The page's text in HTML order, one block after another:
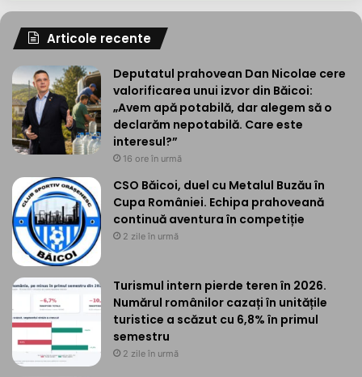
Articole recente
Deputatul prahovean Dan Nicolae cere
valorificarea unui izvor din Băicoi:
„Avem apă potabilă, dar alegem să o
declarăm nepotabilă. Care este
interesul?”
16 ore în urmă
CSO Băicoi, duel cu Metalul Buzău în
Cupa României. Echipa prahoveană
continuă aventura în competiție
2 zile în urmă
Turismul intern pierde teren în 2026.
Numărul românilor cazați în unitățile
turistice a scăzut cu 6,8% în primul
semestru
2 zile în urmă